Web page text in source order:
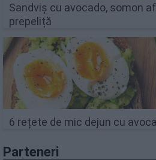
Sandviș cu avocado, somon
prepeliță
6 rețete de mic dejun cu
Parteneri